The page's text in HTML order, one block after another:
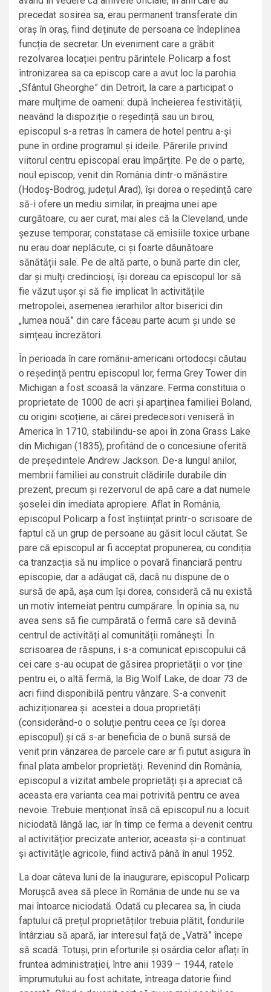
precedat sosirea sa, erau permanent transferate din
oraș în oraș, fiind deținute de persoana ce îndeplinea
funcția de secretar. Un eveniment care a grăbit
rezolvarea locației pentru părintele Policarp a fost
întronizarea sa ca episcop care a avut loc la parohia
„Sfântul Gheorghe” din Detroit, la care a participat o
mare mulțime de oameni: după încheierea festivității,
neavând la dispoziție o reședință sau un birou,
episcopul s-a retras în camera de hotel pentru a-și
pune în ordine programul și ideile. Părerile privind
viitorul centru episcopal erau împărțite. Pe de o parte,
noul episcop, venit din România dintr-o mănăstire
(Hodoș-Bodrog, județul Arad), își dorea o reședință care
să-i ofere un mediu similar, în preajma unei ape
curgătoare, cu aer curat, mai ales că la Cleveland, unde
șezuse temporar, constatase că emisiile toxice urbane
nu erau doar neplăcute, ci și foarte dăunătoare
sănătății sale. Pe de altă parte, o bună parte din cler,
dar și mulți credincioși, își doreau ca episcopul lor să
fie văzut ușor și să fie implicat în activitățile
metropolei, asemenea ierarhilor altor biserici din
„lumea nouă” din care făceau parte acum și unde se
simțeau încrezători.
În perioada în care românii-americani ortodocși căutau
o reședință pentru episcopul lor, ferma Grey Tower din
Michigan a fost scoasă la vânzare. Ferma constituia o
proprietate de 1000 de acri și aparținea familiei Boland,
cu origini scoțiene, ai cărei predecesori veniseră în
America în 1710, stabilindu-se apoi în zona Grass Lake
din Michigan (1835), profitând de o concesiune oferită
de președintele Andrew Jackson. De-a lungul anilor,
membrii familiei au construit clădirile durabile din
prezent, precum și rezervorul de apă care a dat numele
șoselei din imediata apropiere. Aflat în România,
episcopul Policarp a fost înștiințat printr-o scrisoare de
faptul că un grup de persoane au găsit locul căutat. Se
pare că episcopul ar fi acceptat propunerea, cu condiția
ca tranzacția să nu implice o povară financiară pentru
episcopie, dar a adăugat că, dacă nu dispune de o
sursă de apă, așa cum își dorea, consideră că nu există
un motiv întemeiat pentru cumpărare. În opinia sa, nu
avea sens să fie cumpărată o fermă care să devină
centrul de activități al comunității românești. În
scrisoarea de răspuns, i s-a comunicat episcopului că
cei care s-au ocupat de găsirea proprietății o vor ține
pentru ei, o altă fermă, la Big Wolf Lake, de doar 73 de
acri fiind disponibilă pentru vânzare. S-a convenit
achiziționarea și acestei a doua proprietăți
(considerând-o o soluție pentru ceea ce își dorea
episcopul) și că s-ar beneficia de o bună sursă de
venit prin vânzarea de parcele care ar fi putut asigura în
final plata ambelor proprietăți. Revenind din România,
episcopul a vizitat ambele proprietăți și a apreciat că
aceasta era varianta cea mai potrivită pentru ce avea
nevoie. Trebuie menționat însă că episcopul nu a locuit
niciodată lângă lac, iar în timp ce ferma a devenit centru
al activitățior precizate anterior, aceasta și-a continuat
și activitățle agricole, fiind activă până în anul 1952.
La doar câteva luni de la inaugurare, episcopul Policarp
Morușcă avea să plece în România de unde nu se va
mai întoarce niciodată. Odată cu plecarea sa, în ciuda
faptului că prețul proprietăților trebuia plătit, fondurile
întârziau să apară, iar interesul față de „Vatră” începe
să scadă. Totuși, prin eforturile și osârdia celor aflați în
fruntea administrației, între anii 1939 – 1944, ratele
împrumutului au fost achitate, întreaga datorie fiind